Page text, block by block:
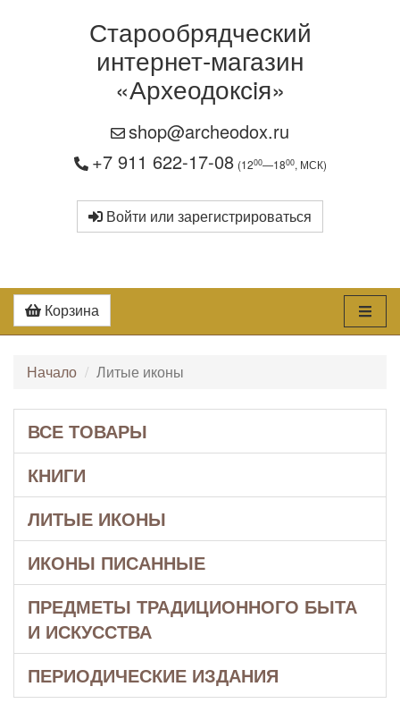
Старообрядческий
интернет-магазин
«Археодоксiя»
shop@archeodox.ru
+7 911 622-17-08 (1200—1800, МСК)
Войти или зарегистрироваться
Корзина
Начало Литые иконы
ВСЕ ТОВАРЫ
КНИГИ
ЛИТЫЕ ИКОНЫ
ИКОНЫ ПИСАННЫЕ
ПРЕДМЕТЫ ТРАДИЦИОННОГО БЫТА
И ИСКУССТВА
ПЕРИОДИЧЕСКИЕ ИЗДАНИЯ